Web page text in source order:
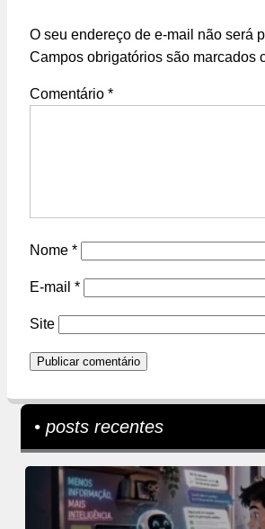
O seu endereço de e-mail não será
Campos obrigatórios são marcados
Comentário *
Nome *
E-mail *
Site
• posts recentes